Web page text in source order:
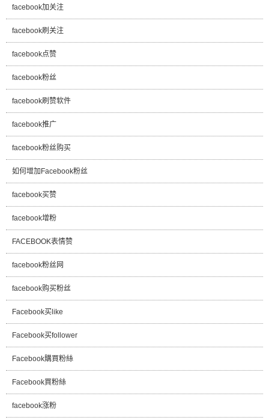
facebook加关注
facebook刷关注
facebook点赞
facebook粉丝
facebook刷赞软件
facebook推广
facebook粉丝购买
如何增加Facebook粉丝
facebook买赞
facebook增粉
FACEBOOK表情赞
facebook粉丝网
facebook购买粉丝
Facebook买like
Facebook买follower
Facebook購買粉絲
Facebook買粉絲
facebook涨粉